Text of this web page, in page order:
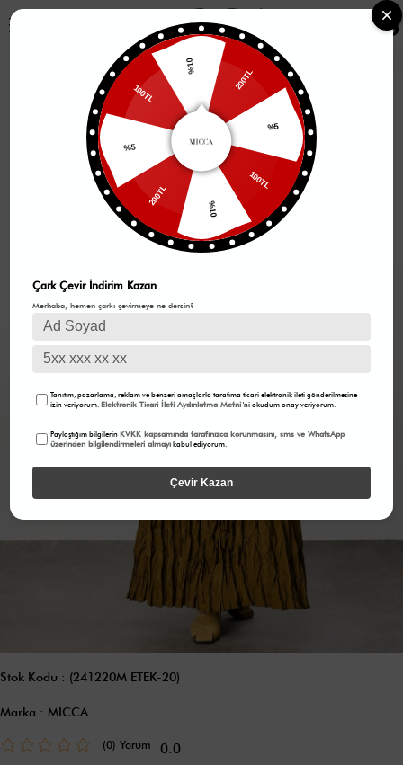
0
Stok Kodu (241220M ETEK-20)
Marka : MICCA
(0) 0.0
%10 200TL
%5
100TL
%10
200TL
%5
100TL
Çark Çevir İndirim Kazan
Merhaba, hemen çarkı çevirmeye ne dersin?
Tanıtım, pazarlama, reklam ve benzeri amaçlarla tarafıma ticari elektronik ileti gönderilmesine
izin veriyorum.Elektronik Ticari İleti Aydınlatma Metni 'ni okudum onay veriyorum.
Paylaştığım bilgilerinKVKK kapsamında tarafınızca korunmasını, sms ve WhatsApp
üzerinden bilgilendirmeleri almayı kabul ediyorum.
Çevir Kazan